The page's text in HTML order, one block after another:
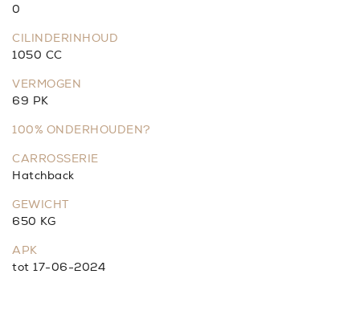
0
CILINDERINHOUD
1050 CC
VERMOGEN
69 PK
100% ONDERHOUDEN?
CARROSSERIE
Hatchback
GEWICHT
650 KG
APK
tot 17-06-2024